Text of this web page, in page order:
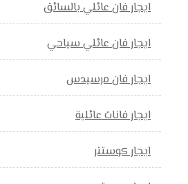
ايجار فان عائلي بالسائق
ايجار فان عائلي سياحي
ايجار فان مرسيدس
ايجار فانات عائلية
ايجار كوستتر